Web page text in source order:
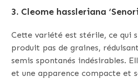
3. Cleome hassleriana
Cette variété est stérile, ce qui
produit pas de graines,
semis spontanés indésirables.
et une apparence compacte et